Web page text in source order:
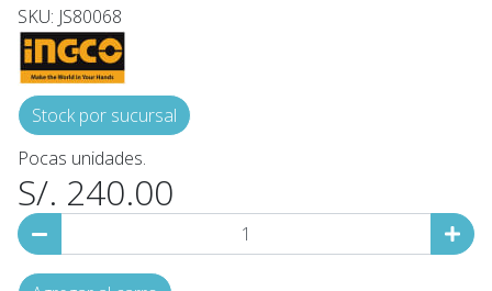
SKU: JS80068
Stock por sucursal
Pocas unidades.
S/. 240.00